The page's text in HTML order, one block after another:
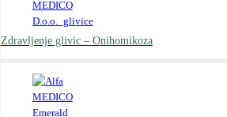
Zdravljenje glivic – Onihomikoza